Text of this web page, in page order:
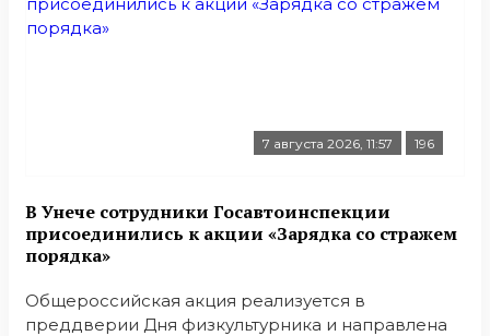
7 августа 2026, 11:57 196
В Унече сотрудники Госавтоинспекции
присоединились к акции «Зарядка со стражем
порядка»
Общероссийская акция реализуется в
преддверии Дня физкультурника и направлена